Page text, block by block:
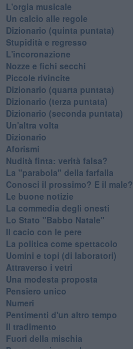
L'orgia musicale
Un calcio alle regole
Dizionario (quinta puntata)
Stupidità e regresso
L'incoronazione
Nozze e fichi secchi
Piccole rivincite
​Dizionario (quarta puntata)
​Dizionario (terza puntata)
​Dizionario (seconda puntata)
Un'altra volta
Dizionario
Aforismi
Nudità finta: verità falsa?
La "parabola" della farfalla
Conosci il prossimo? E il male?
Le buone notizie
La commedia degli onesti
Lo Stato "Babbo Natale"
Il cacio con le pere
La politica come spettacolo
Uomini e topi (di laboratori)
Attraverso i vetri
Una modesta proposta
Pensiero unico
Numeri
Pentimenti d'un altro tempo
Il tradimento
Fuori della mischia